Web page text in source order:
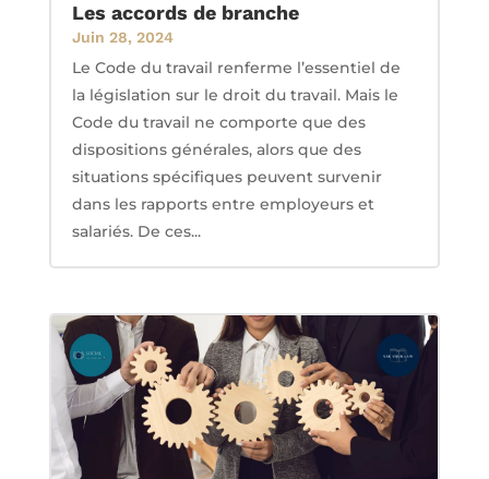
Les accords de branche
Juin 28, 2024
Le Code du travail renferme l’essentiel de
la législation sur le droit du travail. Mais le
Code du travail ne comporte que des
dispositions générales, alors que des
situations spécifiques peuvent survenir
dans les rapports entre employeurs et
salariés. De ces...